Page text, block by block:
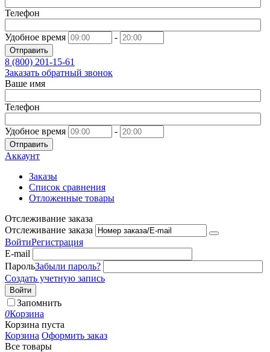
Телефон
Удобное время -
Отправить
8 (800) 201-15-61
Заказать обратный звонок
Ваше имя
Телефон
Удобное время -
Отправить
Аккаунт
Заказы
Список сравнения
Отложенные товары
Отслеживание заказа
Отслеживание заказа
ВойтиРегистрация
E-mail
ПарольЗабыли пароль?
Создать учетную запись
Войти
Запомнить
0Корзина
Корзина пуста
Корзина Оформить заказ
Все товары